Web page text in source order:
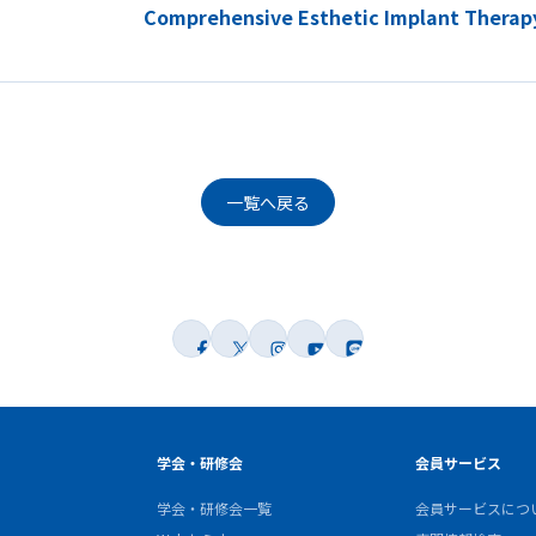
Comprehensive Esthetic Implant
一覧へ戻る
学会・研修会
学会・研修会一覧
会員サービス
会員サービスにつ